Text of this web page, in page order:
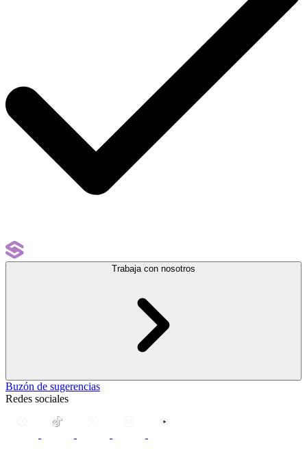
Trabaja con nosotros
Buzón de sugerencias
Redes sociales